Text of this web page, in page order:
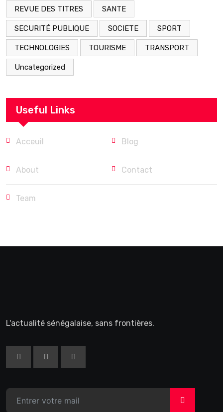
REVUE DES TITRES SANTE
SECURITÉ PUBLIQUE SOCIETE SPORT
TECHNOLOGIES TOURISME TRANSPORT
Uncategorized
Useful Links
Acceuil Blog
About Contact
Team
L'actualité sénégalaise, sans frontières.
>